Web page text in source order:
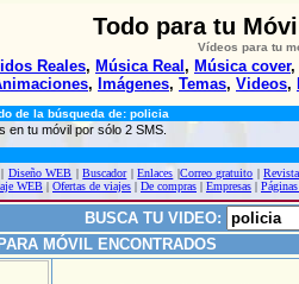
Todo para tu
Vídeos para tu
Reales, Música Real , Música cover,
, Imágenes, Temas, Videos,
de la búsqueda de: policia
en tu móvil por sólo 2 SMS.
| Diseño WEB |Buscador|Enlaces |Correo gratuito |
WEB | Ofertas de viajes | De compras | Empresas |
BUSCA TU VIDEO:
MÓVIL ENCONTRADOS